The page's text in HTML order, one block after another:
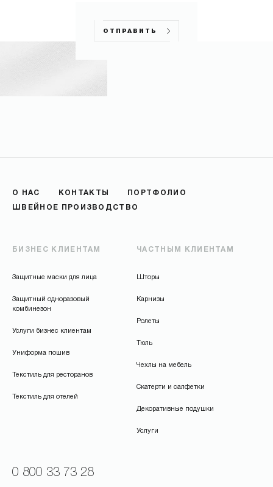
ОТПРАВИТЬ
О НАС КОНТАКТЫ
ПОРТФОЛИО
ШВЕЙНОЕ ПРОИЗВОДСТВО
БИЗНЕС КЛИЕНТАМ
Защитные маски для лица
Защитный одноразовый
комбинезон
Услуги бизнес клиентам
Униформа пошив
Текстиль для ресторанов
Текстиль для отелей
ЧАСТНЫМ КЛИЕНТАМ
Шторы
Карнизы
Ролеты
Тюль
Чехлы на мебель
Скатерти и салфетки
Декоративные подушки
Услуги
0 800 33 73 28